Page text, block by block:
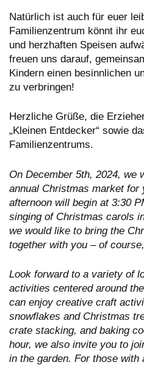
Natürlich ist auch für euer
Familienzentrum könnt ihr
und herzhaften Speisen
freuen uns darauf,
Kindern einen besinnlichen
zu verbringen!
Herzliche Grüße, die
„Kleinen Entdecker“ sowie
Familienzentrums.
On December 5th, 2024, we
annual Christmas market for
afternoon will begin at 3:30
singing of Christmas carols
we would like to bring the
together with you – of
Look forward to a variety of
activities centered around
can enjoy creative craft
snowflakes and Christmas
crate stacking, and baking
hour, we also invite you to
in the garden. For those with